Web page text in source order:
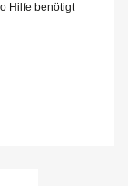
Hilfe benötigt